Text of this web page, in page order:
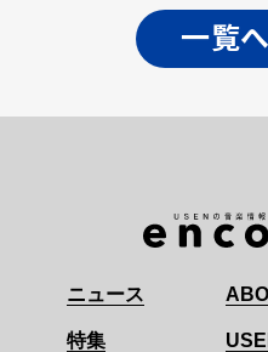
一覧
ニュース
特集